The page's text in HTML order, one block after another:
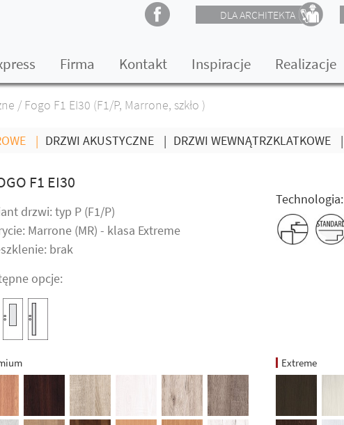
DLA ARCHITEKTA
Firma Kontakt Inspiracje Realizacje
/ Fogo F1 EI30 (F1/P, Marrone, szkło )
| DRZWI AKUSTYCZNE | DRZWI WEWNĄTRZKLATKOWE |
F1 EI30
drzwi: typ P (F1/P)
Marrone (MR) - klasa Extreme
brak
opcje:
Technologia:
Extreme